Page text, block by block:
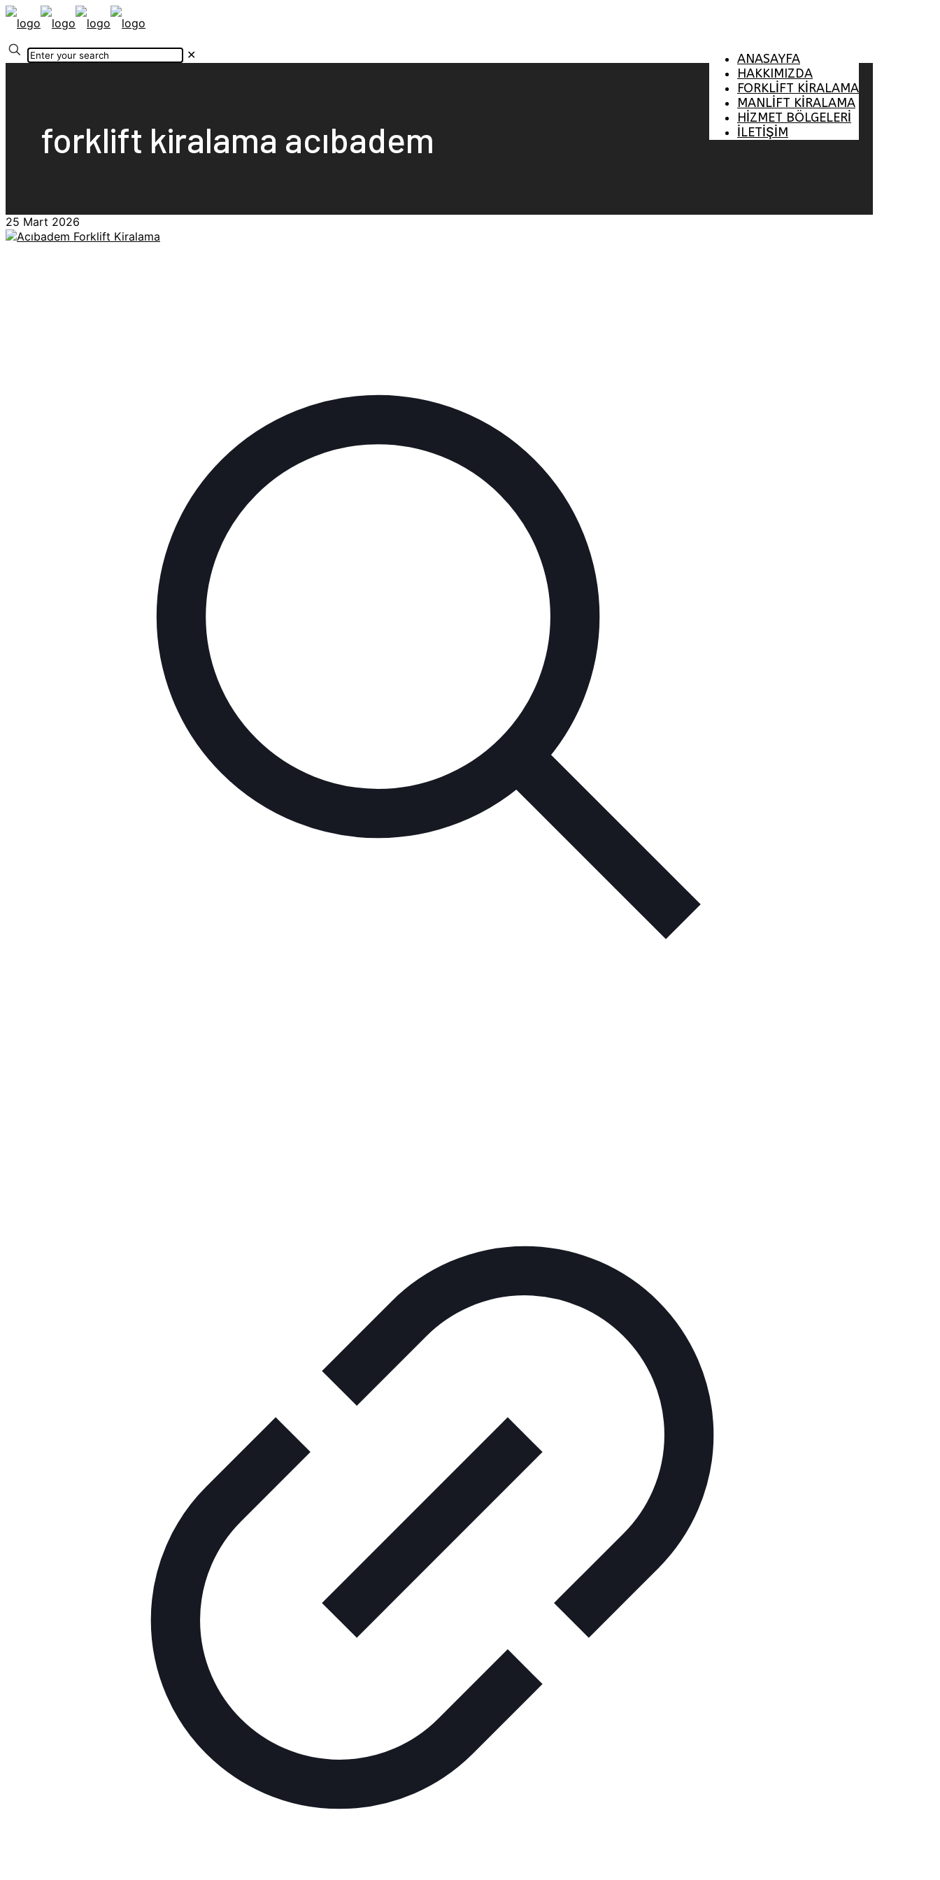
ANASAYFA
HAKKIMIZDA
FORKLİFT KİRALAMA
MANLİFT KİRALAMA
HİZMET BÖLGELERİ
İLETİŞİM
✕
forklift kiralama acıbadem
25 Mart 2026